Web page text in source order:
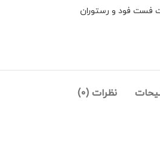
فست فود و رستوران
نظرات (0)